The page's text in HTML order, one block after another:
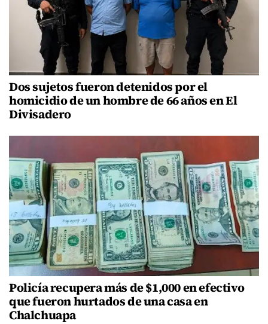
Dos sujetos fueron detenidos por el
homicidio de un hombre de 66 años en El
Divisadero
Policía recupera más de $1,000 en efectivo
que fueron hurtados de una casa en
Chalchuapa